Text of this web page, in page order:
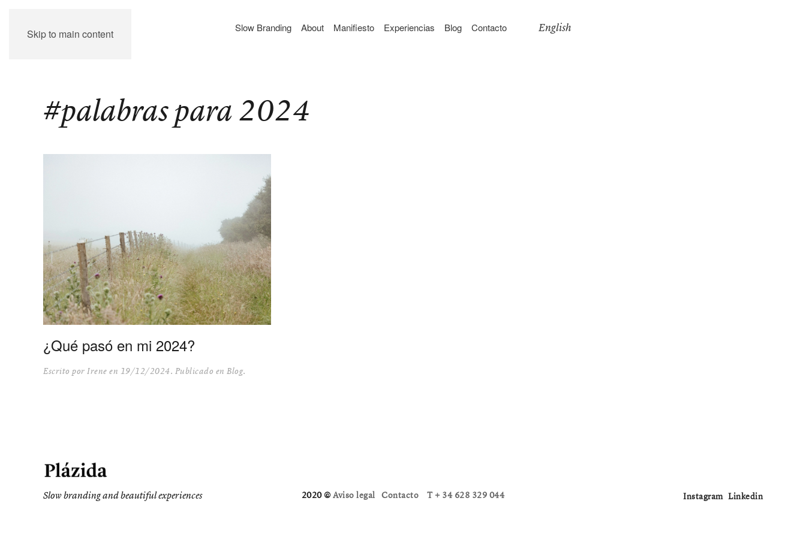
Skip to main content Slow Branding About Manifiesto Experiencias Blog Contacto English
#palabras para 2024
¿Qué pasó en mi 2024?
Escrito por Irene en 19/12/2024. Publicado en Blog.
Slow branding and beautiful experiences 2020 ©Aviso legal Contacto T + 34 628 329 044 Instagram Linkedin